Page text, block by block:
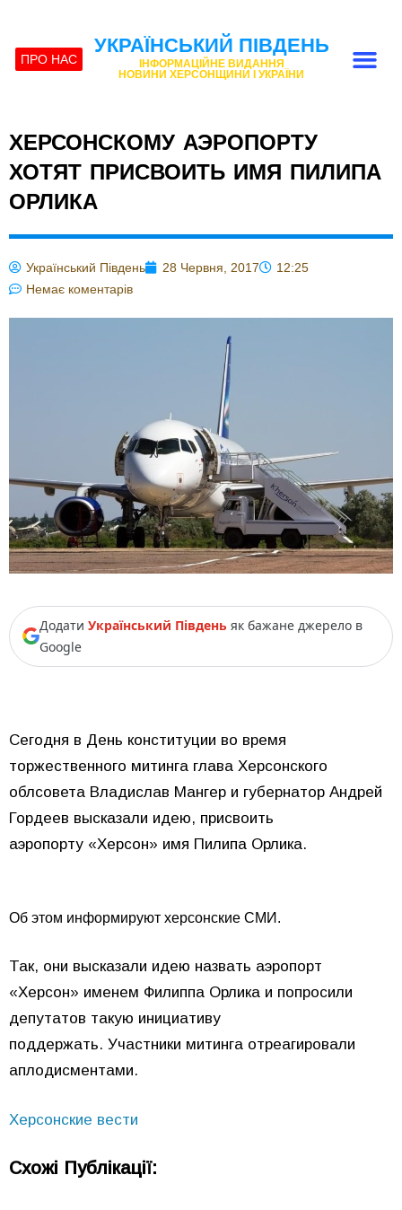
ПРО НАС
УКРАЇНСЬКИЙ ПІВДЕНЬ
ІНФОРМАЦІЙНЕ ВИДАННЯ
НОВИНИ ХЕРСОНЩИНИ І УКРАЇНИ
ХЕРСОНСКОМУ АЭРОПОРТУ
ХОТЯТ ПРИСВОИТЬ ИМЯ ПИЛИПА
ОРЛИКА
Український Південь 28 Червня, 2017
12:25
Немає коментарів
Додати Український Південь як бажане джерело в
Google
Сегодня в День конституции во время
торжественного митинга глава Херсонского
облсовета Владислав Мангер и губернатор Андрей
Гордеев высказали идею, присвоить
аэропорту «Херсон» имя Пилипа Орлика.
Об этом информируют херсонские СМИ.
Так, они высказали идею назвать аэропорт
«Херсон» именем Филиппа Орлика и попросили
депутатов такую инициативу
поддержать. Участники митинга отреагировали
аплодисментами.
Херсонские вести
Схожі Публікації: